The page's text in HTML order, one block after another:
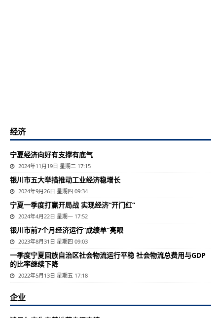
经济
宁夏经济向好有支撑有底气
2024年11月19日 星期二 17:15
银川市五大举措推动工业经济稳增长
2024年9月26日 星期四 09:34
宁夏一季度打赢开局战 实现经济“开门红”
2024年4月22日 星期一 17:52
银川市前7个月经济运行“成绩单”亮眼
2023年8月31日 星期四 09:03
一季度宁夏回族自治区社会物流运行平稳 社会物流总费用与GDP
的比率继续下降
2022年5月13日 星期五 17:18
企业